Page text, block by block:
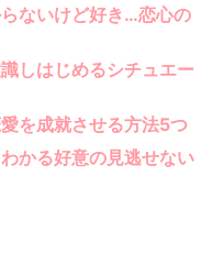
ないけど好き…恋心の
しはじめるシチュエー
を成就させる方法5つ
かる好意の見逃せない